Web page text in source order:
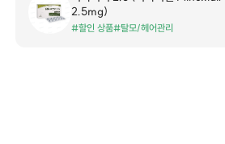
2.5mg)
#할인 상품#탈모/헤어관리